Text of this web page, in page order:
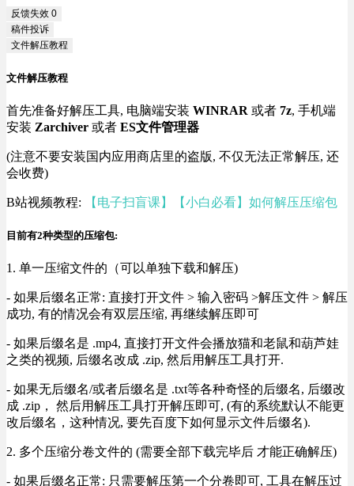
反馈失效 0
稿件投诉
文件解压教程
文件解压教程
首先准备好解压工具, 电脑端安装 WINRAR 或者 7z, 手机端
安装 Zarchiver 或者 ES文件管理器
(注意不要安装国内应用商店里的盗版, 不仅无法正常解压, 还
会收费)
B站视频教程: 【电子扫盲课】【小白必看】如何解压压缩包
目前有2种类型的压缩包:
1. 单一压缩文件的（可以单独下载和解压)
- 如果后缀名正常: 直接打开文件 > 输入密码 >解压文件 > 解压
成功, 有的情况会有双层压缩, 再继续解压即可
- 如果后缀名是 .mp4, 直接打开文件会播放猫和老鼠和葫芦娃
之类的视频, 后缀名改成 .zip, 然后用解压工具打开.
- 如果无后缀名/或者后缀名是 .txt等各种奇怪的后缀名, 后缀改
成 .zip， 然后用解压工具打开解压即可, (有的系统默认不能更
改后缀名，这种情况, 要先百度下如何显示文件后缀名).
2. 多个压缩分卷文件的 (需要全部下载完毕后 才能正确解压)
- 如果后缀名正常: 只需要解压第一个分卷即可, 工具在解压过